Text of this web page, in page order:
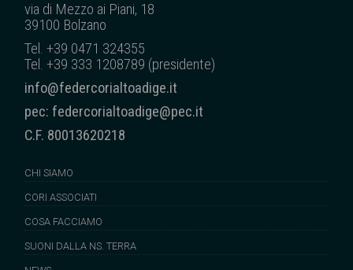
via di Mezzo ai Piani, 18
39100 Bolzano
Tel. +39 0471 324355
Tel. +39 333 1208789 (presidente)
info@federcorialtoadige.it
pec: federcorialtoadige@pec.it
C.F. 80013620218
CHI SIAMO
CORI ASSOCIATI
COSA FACCIAMO
SUONI DALLA NS. TERRA